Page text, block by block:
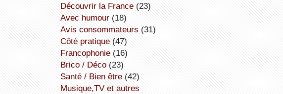
découvrir la France(23)
avec humour(18)
avis consommateurs (31)
côté pratique(47)
Francophonie(16)
Brico / Déco(23)
Santé / Bien être(42)
Musique,TV et autres